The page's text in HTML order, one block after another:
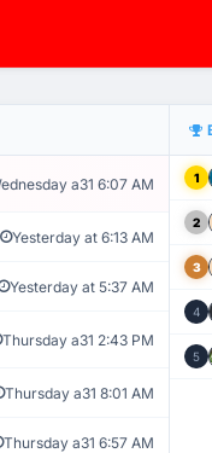
GIÁM SÁT TỰ
a31 6:07 AM
Yesterday at 6:13 AM
Yesterday at 5:37 AM
Thursday a31 2:43 PM
Thursday a31 8:01 AM
Thursday a31 6:57 AM
1
2
3
4
5